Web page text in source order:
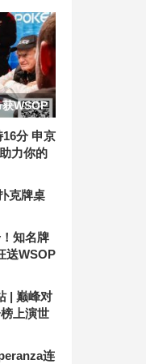
WSOP
美元奖
分 申京
力你的
克牌桌
知名牌
送WSOP
| 巅峰对
上演世
连